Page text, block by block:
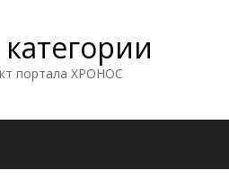
портала ХРОНОС